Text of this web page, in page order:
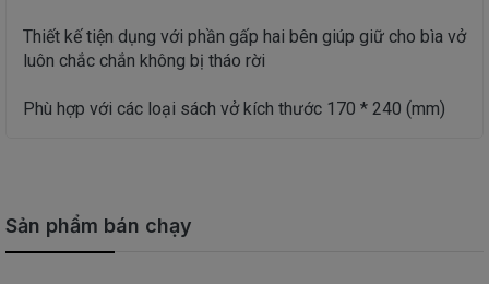
Thiết kế tiện dụng với phần gấp hai bên giúp giữ cho bìa vở
luôn chắc chắn không bị tháo rời
Phù hợp với các loại sách vở kích thước 170 * 240 (mm)
Sản phẩm bán chạy